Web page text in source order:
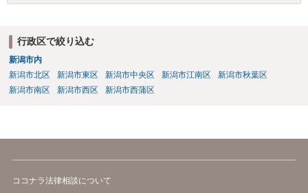
の補償を明確に求めることが重要です。
行政区で絞り込む
新潟市内
新潟市北区
新潟市東区 新潟市中央区 新潟市江南区
新潟市秋葉区
新潟市南区
新潟市西区 新潟市西蒲区
ココナラ法律相談について